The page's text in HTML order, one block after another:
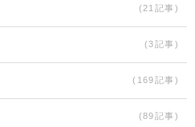
(21記事)
(3記事)
(169記事)
(89記事)